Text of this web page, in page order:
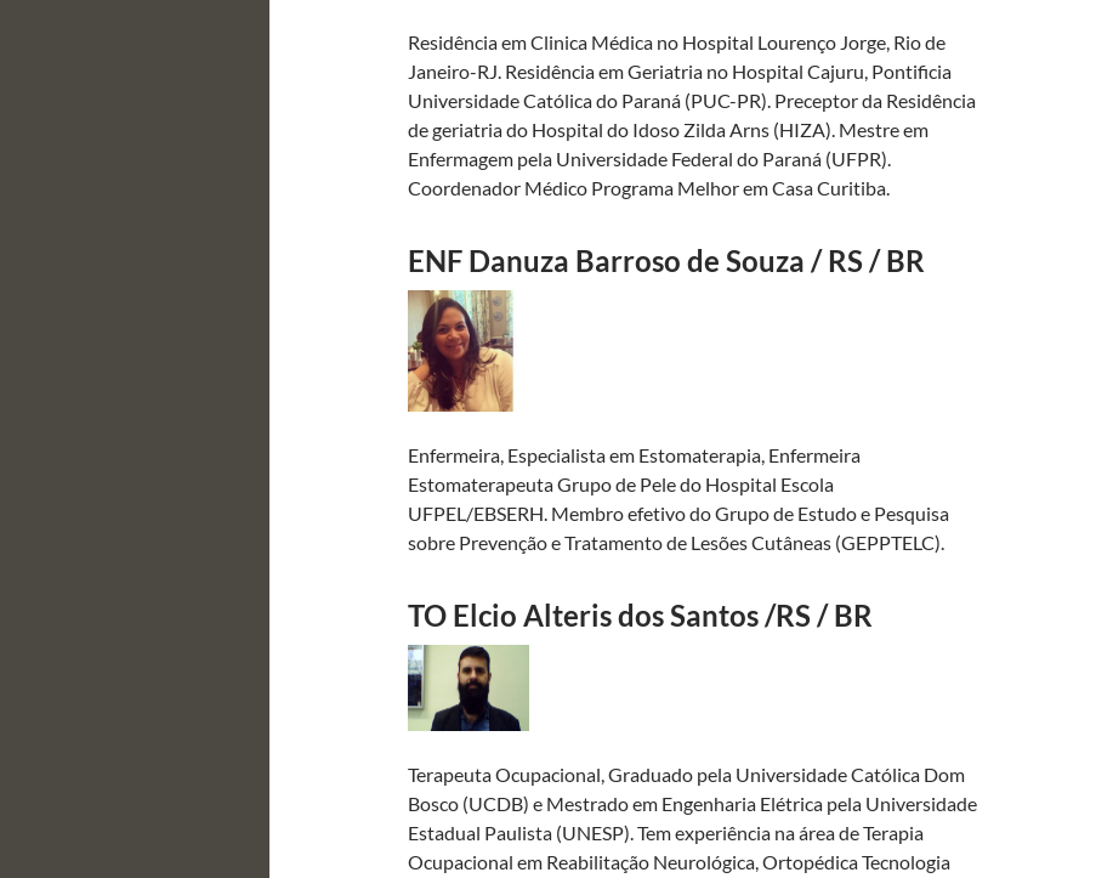
Residência em Clinica Médica no Hospital Lourenço Jorge, Rio de
Janeiro-RJ. Residência em Geriatria no Hospital Cajuru, Pontificia
Universidade Católica do Paraná (PUC-PR). Preceptor da Residência
de geriatria do Hospital do Idoso Zilda Arns (HIZA). Mestre em
Enfermagem pela Universidade Federal do Paraná (UFPR).
Coordenador Médico Programa Melhor em Casa Curitiba.
ENF Danuza Barroso de Souza / RS / BR
Enfermeira, Especialista em Estomaterapia, Enfermeira
Estomaterapeuta Grupo de Pele do Hospital Escola
UFPEL/EBSERH. Membro efetivo do Grupo de Estudo e Pesquisa
sobre Prevenção e Tratamento de Lesões Cutâneas (GEPPTELC).
TO Elcio Alteris dos Santos /RS / BR
Terapeuta Ocupacional, Graduado pela Universidade Católica Dom
Bosco (UCDB) e Mestrado em Engenharia Elétrica pela Universidade
Estadual Paulista (UNESP). Tem experiência na área de Terapia
Ocupacional em Reabilitação Neurológica, Ortopédica Tecnologia